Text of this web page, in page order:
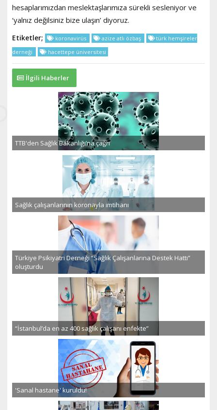
hesaplarımızdan meslektaşlarımıza sürekli sesleniyor ve
‘yalnız değilsiniz bize ulaşın’ diyoruz.
Etiketler; koronavirüs azize atlı özbaş
türk hemşireler
derneği
hacettepe üniversitesi
İlgili Haberler
TTB'den Sağlık Bakanlığı’na çağrı
Sağlık çalışanlarının koronayla imtihanı
Türkiye Psikiyatri Derneği “Sağlık Çalışanlarına Destek Hattı”
oluşturdu
“İstanbul’da en az 400 sağlık çalışanı enfekte”
'Sanal hastane' kuruldu!